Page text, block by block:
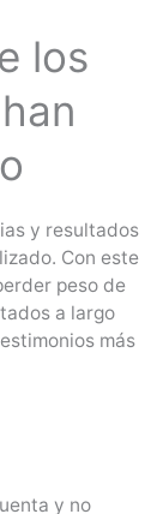
los
y resultados
Con este
peso de
a largo
más
y no